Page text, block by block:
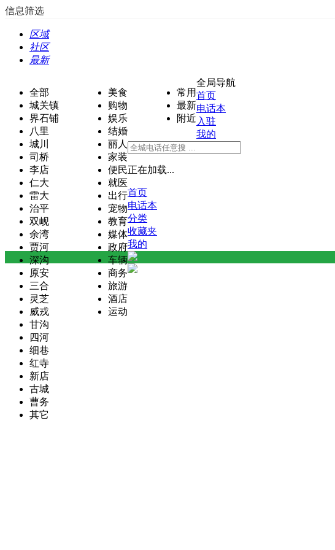
信息筛选
区域
社区
最新
全部
城关镇
界石铺
八里
城川
司桥
李店
仁大
雷大
治平
双岘
余湾
贾河
深沟
原安
三合
灵芝
威戎
甘沟
四河
细巷
红寺
新店
古城
曹务
其它
美食
购物
娱乐
结婚
丽人
家装
便民
就医
出行
宠物
教育
媒体
政府
车辆
商务
旅游
酒店
运动
常用
最新
附近
全局导航
首页
电话本
入驻
我的
正在加载...
首页
电话本
分类
收藏夹
我的